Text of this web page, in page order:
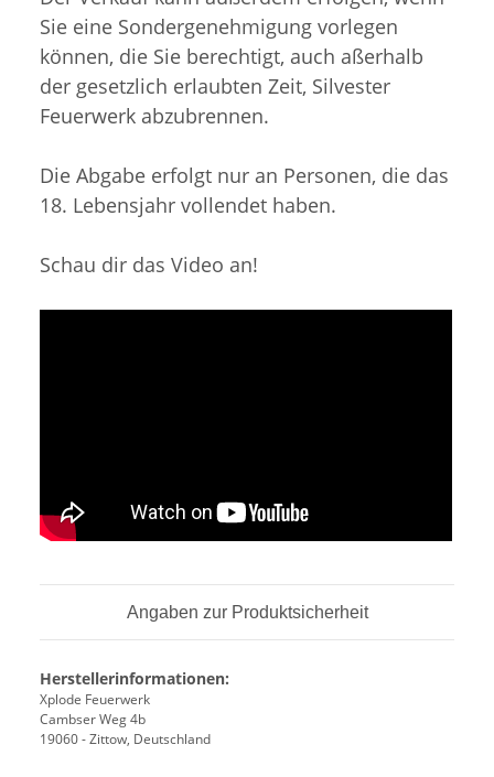
Sie eine Sondergenehmigung vorlegen
können, die Sie berechtigt, auch aßerhalb
der gesetzlich erlaubten Zeit, Silvester
Feuerwerk abzubrennen.
Die Abgabe erfolgt nur an Personen, die das
18. Lebensjahr vollendet haben.
Schau dir das Video an!
Angaben zur Produktsicherheit
Herstellerinformationen:
Xplode Feuerwerk
Cambser Weg 4b
19060 - Zittow, Deutschland